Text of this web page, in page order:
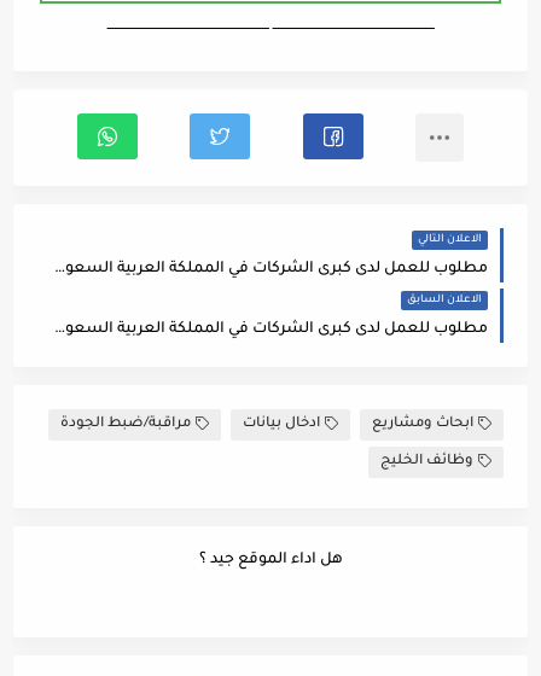
ـــــــــــــــــــــــــــــــــــــــــــــــــــــــــــــــــــ ـــــــــــــــــــــــــــــــــــــــــــــــــــــــــــــــــــ
الاعلان التالي
مطلوب للعمل لدى كبرى الشركات في المملكة العربية السعودية 👈 #مهندس_تخطيط(planning Engineer)
الاعلان السابق
مطلوب للعمل لدى كبرى الشركات في المملكة العربية السعودية 👈#مدير_تجاري(Commercial Manager)
ابحاث ومشاريع ادخال بيانات مراقبة/ضبط الجودة
وظائف الخليج
هل اداء الموقع جيد ؟